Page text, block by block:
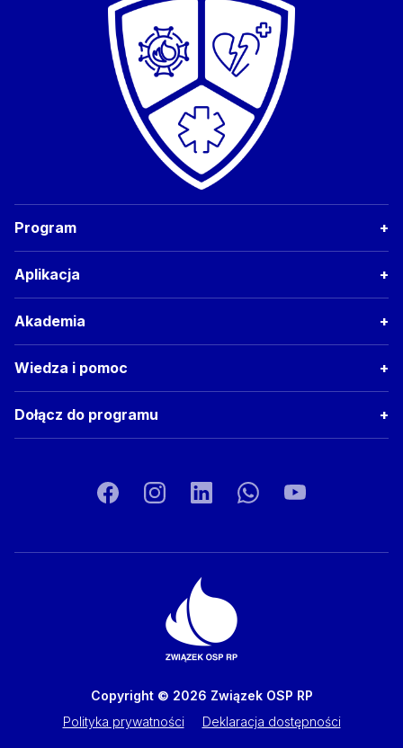
Program
Aplikacja
Akademia
Wiedza i pomoc
Dołącz do programu
Copyright © 2026 Związek OSP RP
Polityka prywatności
Deklaracja dostępności